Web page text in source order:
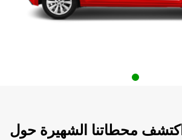
اكتشف محطاتنا الشهيرة حول